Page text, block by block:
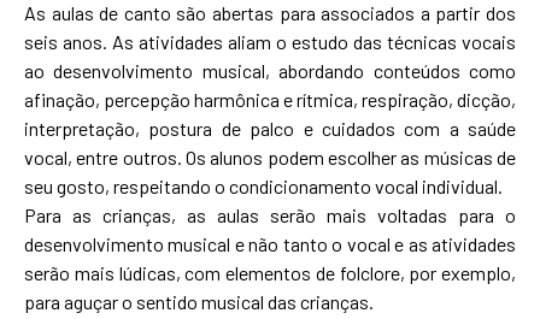
As aulas de canto são abertas para associados a partir dos
seis anos. As atividades aliam o estudo das técnicas vocais
ao desenvolvimento musical, abordando conteúdos como
afinação, percepção harmônica e rítmica, respiração, dicção,
interpretação, postura de palco e cuidados com a saúde
vocal, entre outros. Os alunos podem escolher as músicas de
seu gosto, respeitando o condicionamento vocal individual.
Para as crianças, as aulas serão mais voltadas para o
desenvolvimento musical e não tanto o vocal e as atividades
serão mais lúdicas, com elementos de folclore, por exemplo,
para aguçar o sentido musical das crianças.